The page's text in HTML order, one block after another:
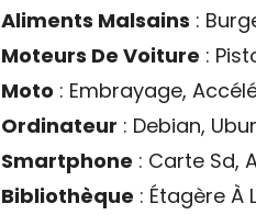
Aliments Malsains :
Moteurs De Voiture :
Moto : Embrayage,
Ordinateur : Debian,
Smartphone : Carte Sd,
Bibliothèque : Étagère À